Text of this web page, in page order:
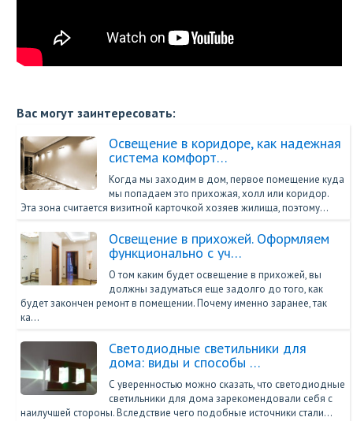
Вас могут заинтересовать:
Освещение в коридоре, как надежная
система комфорт…
Когда мы заходим в дом, первое помещение куда
мы попадаем это прихожая, холл или коридор.
Эта зона считается визитной карточкой хозяев жилища, поэтому…
Освещение в прихожей. Оформляем
функционально с уч…
О том каким будет освещение в прихожей, вы
должны задуматься еще задолго до того, как
будет закончен ремонт в помещении. Почему именно заранее, так
ка…
Светодиодные светильники для
дома: виды и способы …
С уверенностью можно сказать, что светодиодные
светильники для дома зарекомендовали себя с
наилучшей стороны. Вследствие чего подобные источники стали…